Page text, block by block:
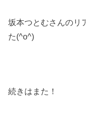
坂本つとむさんのリ
た(^o^)
続きはまた！